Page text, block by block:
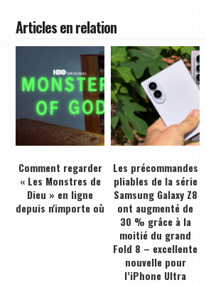
Articles en relation
Comment regarder
« Les Monstres de
Dieu » en ligne
depuis n'importe où
Les précommandes
pliables de la série
Samsung Galaxy Z8
ont augmenté de
30 % grâce à la
moitié du grand
Fold 8 – excellente
nouvelle pour
l’iPhone Ultra